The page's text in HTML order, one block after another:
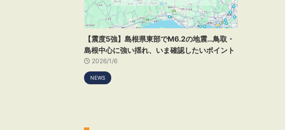
【震度5強】島根県東部でM6.2の地震…鳥取・
島根中心に強い揺れ、いま確認したいポイント
2026/1/6
NEWS